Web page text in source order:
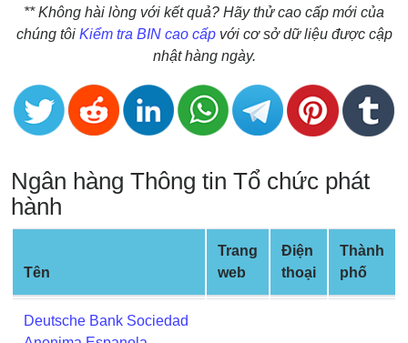
Credit
Card
Random
Credit
Card
Generate
Credit
Card
BIN
Credit
Card
** Không hài lòng với kết quả? Hãy thử cao cấp mới của
chúng tôi Kiểm tra BIN cao cấpvới cơ sở dữ liệu được cập
nhật hàng ngày.
Ngân hàng Thông tin Tổ chức phát
hành
Tên
Trang
web
Điện
thoại
Thành
phố
Deutsche Bank Sociedad